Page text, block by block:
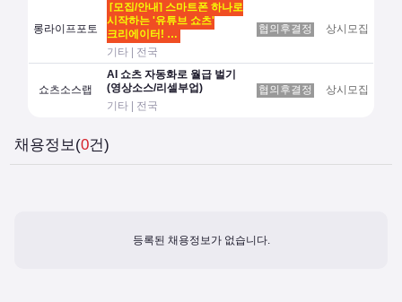
롱라이프포토
[모집/안내] 스마트폰 하나로
시작하는 '유튜브 쇼츠'
크리에이터! …
기타 | 전국
협의후결정 상시모집
쇼츠소스랩
AI 쇼츠 자동화로 월급 벌기
(영상소스/리셀부업)
기타 | 전국
협의후결정 상시모집
채용정보(0건)
등록된 채용정보가 없습니다.